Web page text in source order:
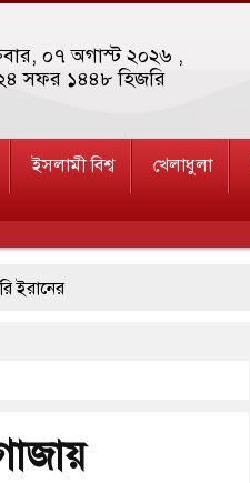
০৭ অগাস্ট ২০২৬ ,
সফর ১৪৪৮ হিজরি
ইসলামী বিশ্ব খেলাধুলা